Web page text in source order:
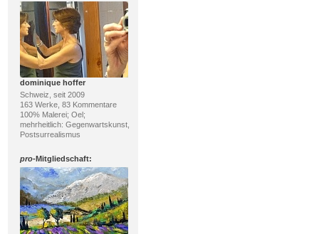
dominique hoffer
Schweiz, seit 2009
163 Werke, 83 Kommentare
100% Malerei; Oel;
mehrheitlich: Gegenwartskunst,
Postsurrealismus
pro-Mitgliedschaft: